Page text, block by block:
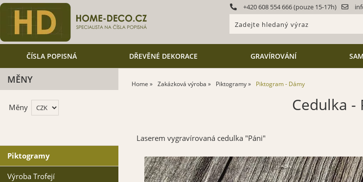
+420 608 554 666 (pouze 15-17h)
ČÍSLA POPISNÁ DŘEVĚNÉ DEKORACE GRAVÍROVÁNÍ
Home Zakázková výroba Piktogramy Piktogram - Dámy
Cedulka -
Laserem vygravírovaná cedulka "Páni"
MĚNY
Měny
Piktogramy
Výroba Trofejí